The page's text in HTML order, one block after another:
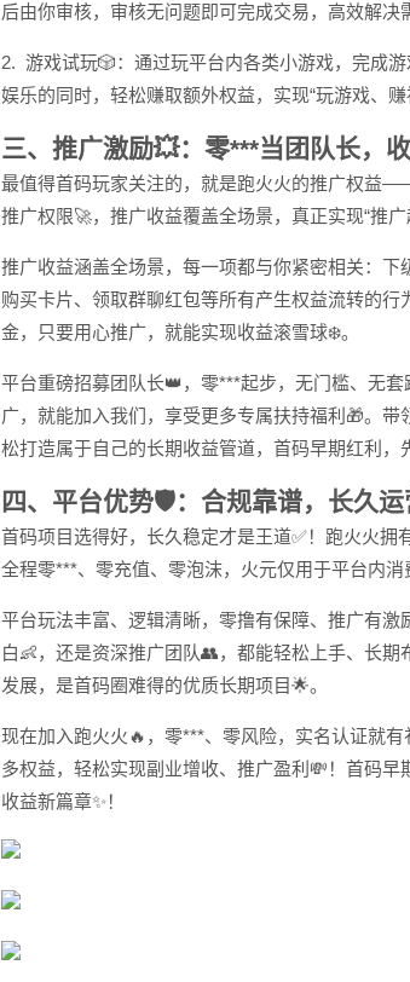
后由你审核，审核无问题即可完成交易，高效解决
2. 游戏试玩🎲：通过玩平台内各类小游戏，完成
娱乐的同时，轻松赚取额外权益，实现“玩游戏、赚
三、推广激励💥：零***当团队长，
最值得首码玩家关注的，就是跑火火的推广权益
推广权限🚀，推广收益覆盖全场景，真正实现“推
推广收益涵盖全场景，每一项都与你紧密相关：下
购买卡片、领取群聊红包等所有产生权益流转的
金，只要用心推广，就能实现收益滚雪球❄️。
平台重磅招募团队长👑，零***起步，无门槛、无
广，就能加入我们，享受更多专属扶持福利🎁。
松打造属于自己的长期收益管道，首码早期红利，
四、平台优势🛡️：合规靠谱，长久
首码项目选得好，长久稳定才是王道✅！跑火火拥
全程零***、零充值、零泡沫，火元仅用于平台内
平台玩法丰富、逻辑清晰，零撸有保障、推广有
白👶，还是资深推广团队👥，都能轻松上手、长
发展，是首码圈难得的优质长期项目🌟。
现在加入跑火火🔥，零***、零风险，实名认证就
多权益，轻松实现副业增收、推广盈利💸！首码
收益新篇章✨！